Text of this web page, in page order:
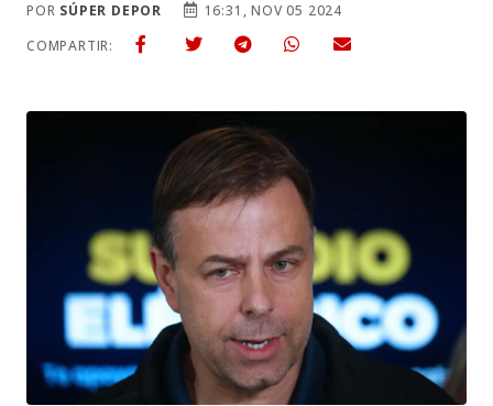
POR SÚPER DEPOR
16:31, NOV 05 2024
COMPARTIR: